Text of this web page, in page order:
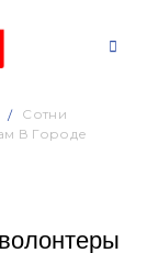
Сотни
В Городе